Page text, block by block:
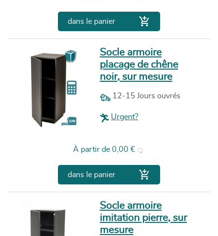
dans le panier 
Socle armoire
placage de chêne
noir, sur mesure
12-15 Jours ouvrés
Urgent?
À partir de Prix
0,00 €
dans le panier 
Socle armoire
imitation pierre, sur
mesure